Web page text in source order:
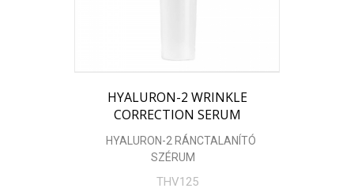
HYALURON-2 WRINKLE
CORRECTION SERUM
HYALURON-2 RÁNCTALANÍTÓ
SZÉRUM
THV125